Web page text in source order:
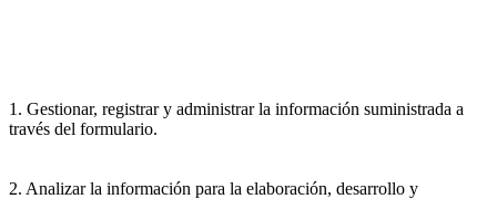
1. Gestionar, registrar y administrar la información suministrada a
través del formulario.
2. Analizar la información para la elaboración, desarrollo y